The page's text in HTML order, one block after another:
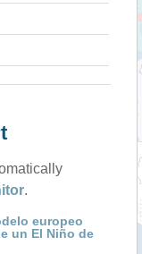
.
europeo
un El Niño de